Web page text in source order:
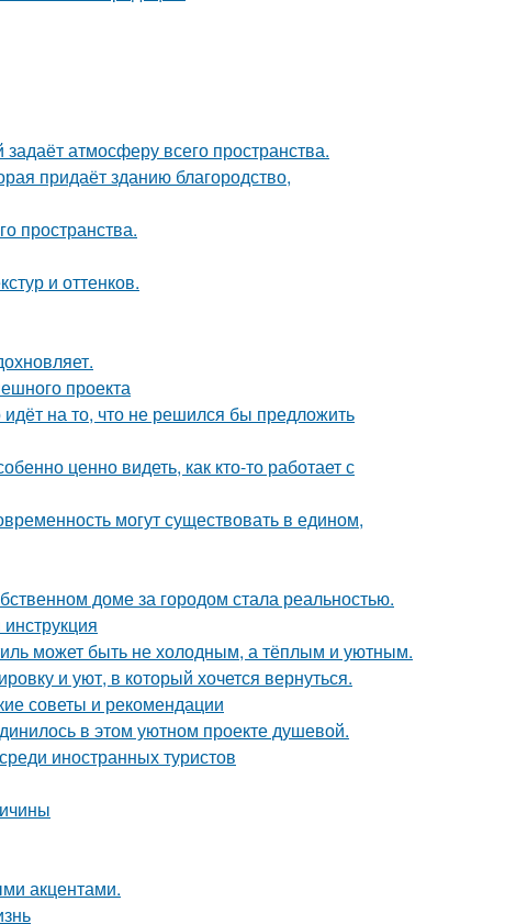
атмосферу всего пространства.
придаёт зданию благородство,
пространства.
и оттенков.
проекта
идёт на то, что не решился бы предложить
ценно видеть, как кто-то работает с
могут существовать в едином,
доме за городом стала реальностью.
может быть не холодным, а тёплым и уютным.
и уют, в который хочется вернуться.
советы и рекомендации
в этом уютном проекте душевой.
иностранных туристов
акцентами.